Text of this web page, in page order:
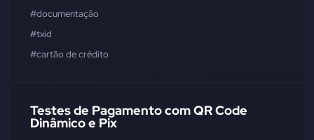
#documentação
#txid
#cartão de crédito
Testes de Pagamento com QR Code
Dinâmico e Pix